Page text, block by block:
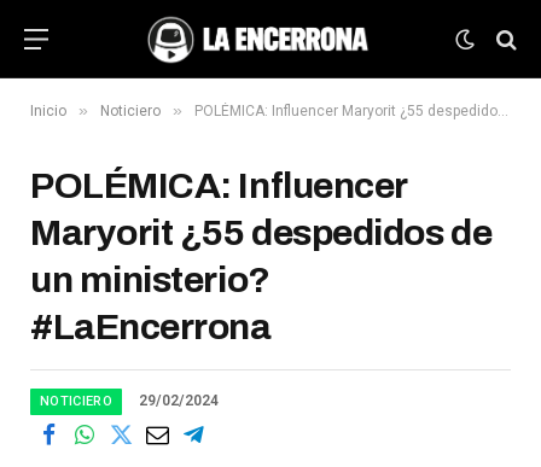
Inicio » Noticiero » POLÉMICA: Influencer Maryorit ¿55 despedidos de un ministerio? #LaEncerrona
POLÉMICA: Influencer
Maryorit ¿55 despedidos de
un ministerio?
#LaEncerrona
NOTICIERO 29/02/2024